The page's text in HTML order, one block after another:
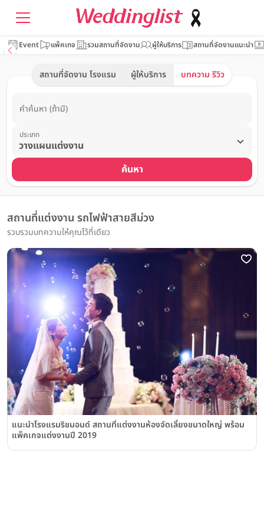
Event แพ็คเกจ รวมสถานที่จัดงาน ผู้ให้บริการ สถานที่จัดงานแนะนำ
สถานที่จัดงาน โรงแรม ผู้ให้บริการ บทความ รีวิว
คำค้นหา (ถ้ามี)
ประเภท
ค้นหา
สถานที่แต่งงาน รถไฟฟ้าสายสีม่วง
รวบรวมบทความให้คุณไว้ที่เดียว
แนะนำโรงแรมริชมอนด์ สถานที่แต่งงานห้องจัดเลี้ยงขนาดใหญ่ พร้อม
แพ็คเกจแต่งงานปี 2019